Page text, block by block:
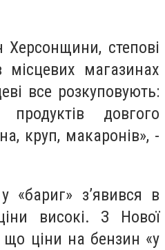
Херсонщини, степові
магазинах
все розкуповують:
довгого
круп, макаронів», -
«бариг» зʼявився в
високі. З Нової
що ціни на бензин «у